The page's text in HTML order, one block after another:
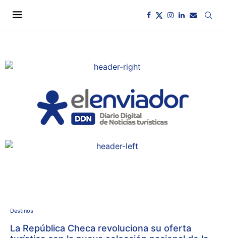
Destinos
La República Checa revoluciona su oferta